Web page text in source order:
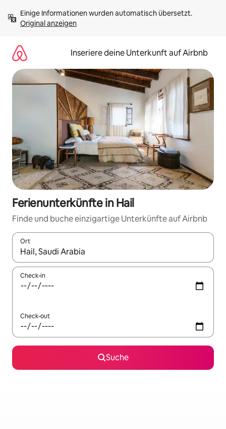
Inhalten
springenOriginal anzeigen
Inseriere deine Unterkunft auf Airbnb
Ferienunterkünfte in Hail
Finde und buche einzigartige Unterkünfte auf Airbnb
Ort
Wenn Ergebnisse verfügbar sind, navigiere mit den
Check-in
Check-out
Suche